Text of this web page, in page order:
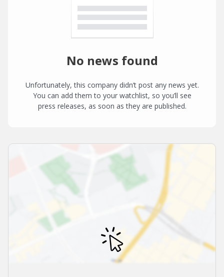
No news found
Unfortunately, this company didn’t post any news yet.
You can add them to your watchlist, so you’ll see
press releases, as soon as they are published.